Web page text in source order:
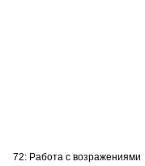
72: Работа с возражениями